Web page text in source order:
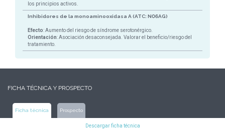
los principios activos.
Inhibidores de la monoaminooxidasa A (ATC: N06AG)
Efecto: Aumento del riesgo de síndrome serotonérgico.
Orientación: Asociación desaconsejada. Valorar el beneficio/riesgo del
tratamiento.
FICHA TÉCNICA Y PROSPECTO
Ficha técnica Prospecto
Descargar ficha técnica